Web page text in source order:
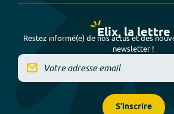
Elix, la lettre
Restez informé(e) de nos actus et des
newsletter !
S'inscrire